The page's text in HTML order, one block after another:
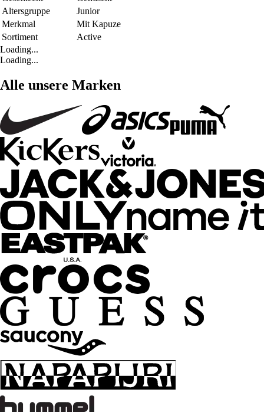
Altersgruppe
Junior
Merkmal
Mit Kapuze
Sortiment
Active
Loading...
Loading...
Alle unsere Marken